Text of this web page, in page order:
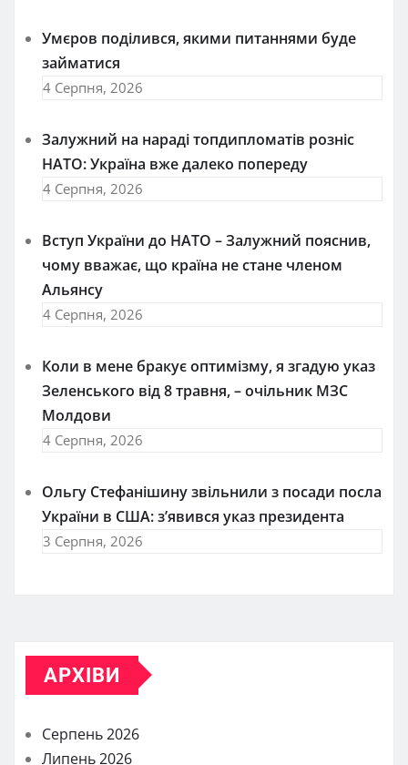
Умєров поділився, якими питаннями буде
займатися
4 Серпня, 2026
Залужний на нараді топдипломатів розніс
НАТО: Україна вже далеко попереду
4 Серпня, 2026
Вступ України до НАТО – Залужний пояснив,
чому вважає, що країна не стане членом
Альянсу
4 Серпня, 2026
Коли в мене бракує оптимізму, я згадую указ
Зеленського від 8 травня, – очільник МЗС
Молдови
4 Серпня, 2026
Ольгу Стефанішину звільнили з посади посла
України в США: з’явився указ президента
3 Серпня, 2026
АРХІВИ
Серпень 2026
Липень 2026